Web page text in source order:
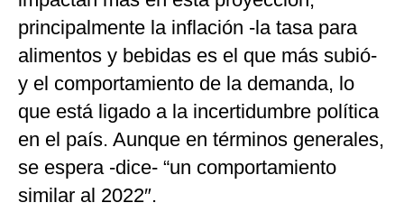
principalmente la inflación -la tasa para
alimentos y bebidas es el que más subió-
y el comportamiento de la demanda, lo
que está ligado a la incertidumbre política
en el país. Aunque en términos generales,
se espera -dice- “un comportamiento
similar al 2022″.